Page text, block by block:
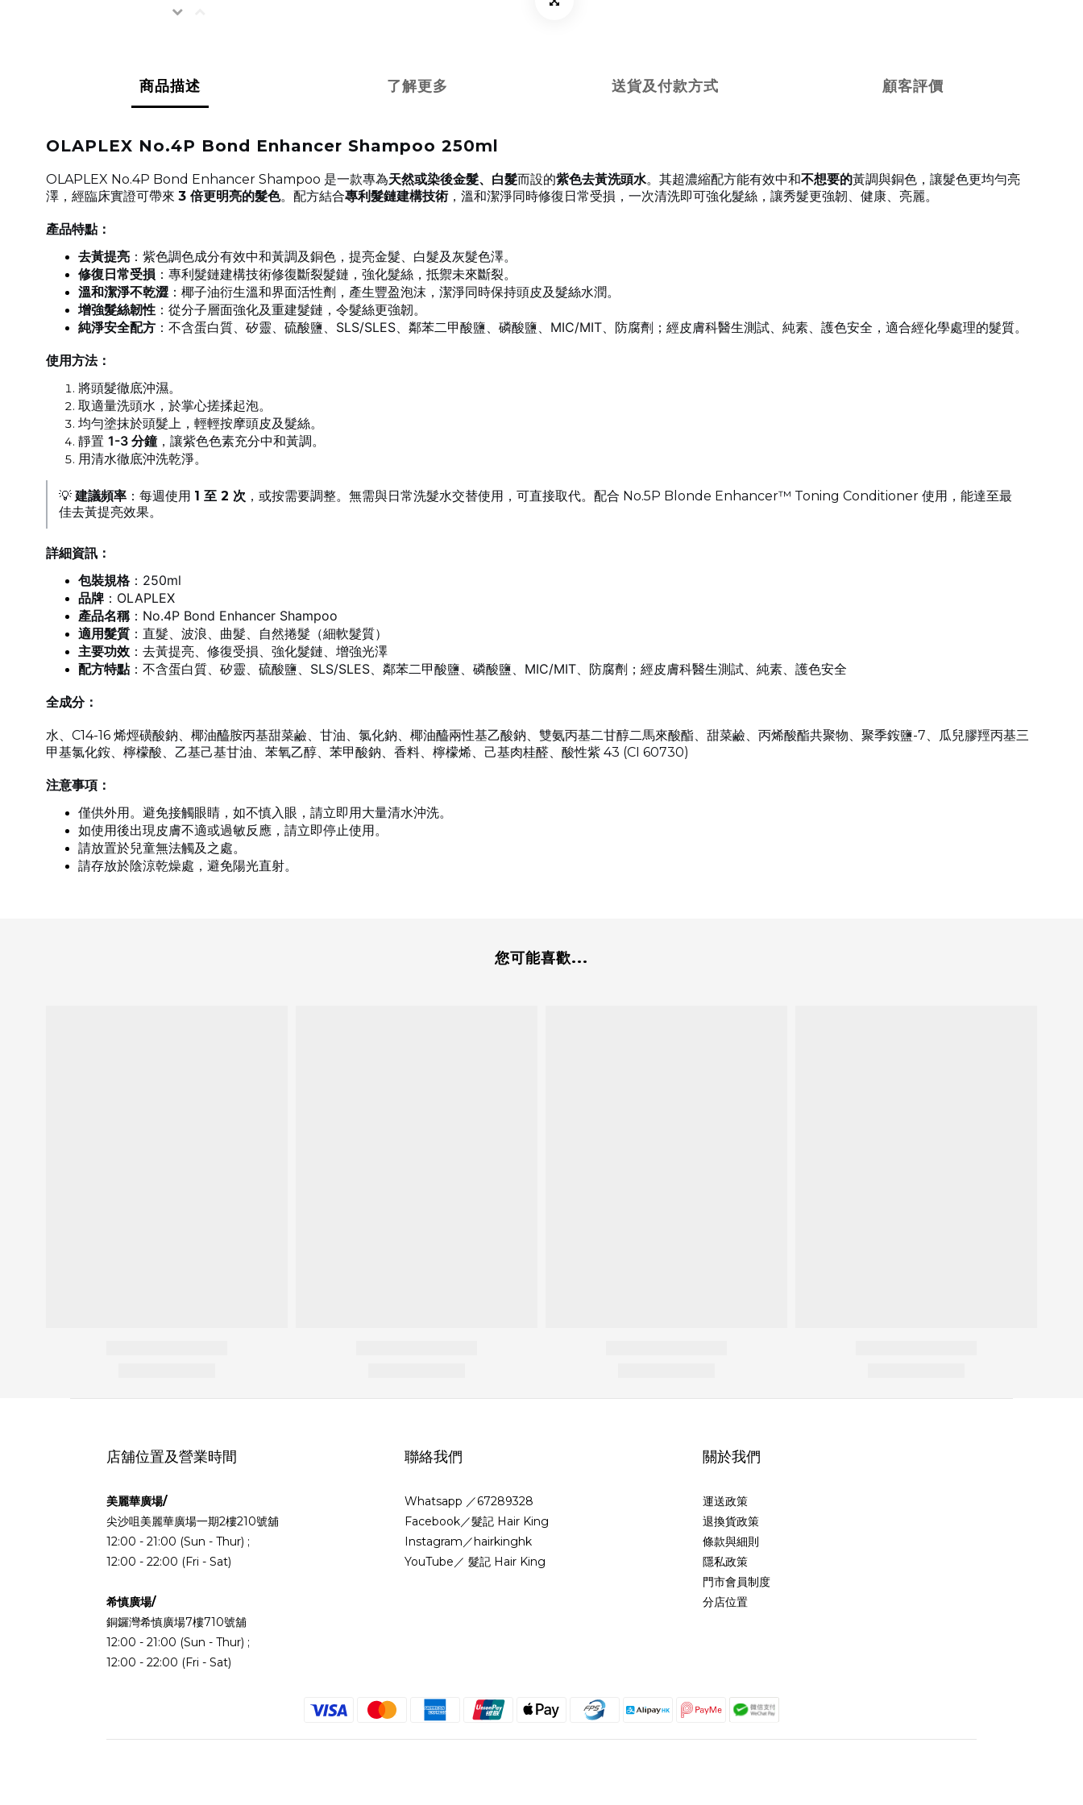
商品描述 了解更多 送貨及付款方式 顧客評價
OLAPLEX No.4P Bond Enhancer Shampoo 250ml
OLAPLEX No.4P Bond Enhancer Shampoo 是一款專為天然或染後金髮、白髮而設的紫色去黃洗頭水。其超濃縮配方能有效中和不想要的黃調與銅色，讓髮色更均勻亮
澤，經臨床實證可帶來 3 倍更明亮的髮色。配方結合專利髮鏈建構技術 ，溫和潔淨同時修復日常受損，一次清洗即可強化髮絲，讓秀髮更強韌、健康、亮麗。
產品特點：
去黃提亮 ：紫色調色成分有效中和黃調及銅色，提亮金髮、白髮及灰髮色澤。
修復日常受損 ：專利髮鏈建構技術修復斷裂髮鏈，強化髮絲，抵禦未來斷裂。
溫和潔淨不乾澀 ：椰子油衍生溫和界面活性劑，產生豐盈泡沫，潔淨同時保持頭皮及髮絲水潤。
增強髮絲韌性 ：從分子層面強化及重建髮鏈，令髮絲更強韌。
純淨安全配方 ：不含蛋白質、矽靈、硫酸鹽、SLS/SLES、鄰苯二甲酸鹽、磷酸鹽、MIC/MIT、防腐劑；經皮膚科醫生測試、純素、護色安全，適合經化學處理的髮質。
使用方法：
將頭髮徹底沖濕。
取適量洗頭水，於掌心搓揉起泡。
均勻塗抹於頭髮上，輕輕按摩頭皮及髮絲。
靜置 1-3 分鐘，讓紫色色素充分中和黃調。
用清水徹底沖洗乾淨。
💡 建議頻率：每週使用 1 至 2 次 ，或按需要調整。無需與日常洗髮水交替使用，可直接取代。配合 No.5P Blonde Enhancer™ Toning Conditioner 使用，能達至最
佳去黃提亮效果。
詳細資訊：
包裝規格：250ml
品牌 ：OLAPLEX
產品名稱：No.4P Bond Enhancer Shampoo
適用髮質 ：直髮、波浪、曲髮、自然捲髮（細軟髮質）
主要功效 ：去黃提亮、修復受損、強化髮鏈、增強光澤
配方特點：不含蛋白質、矽靈、硫酸鹽、SLS/SLES、鄰苯二甲酸鹽、磷酸鹽、MIC/MIT、防腐劑；經皮膚科醫生測試、純素、護色安全
全成分：
水、C14-16 烯烴磺酸鈉、椰油醯胺丙基甜菜鹼、甘油、氯化鈉、椰油醯兩性基乙酸鈉、雙氨丙基二甘醇二馬來酸酯、甜菜鹼、丙烯酸酯共聚物、聚季銨鹽-7、瓜兒膠羥丙基三
甲基氯化銨、檸檬酸、乙基己基甘油、苯氧乙醇、苯甲酸鈉、香料、檸檬烯、己基肉桂醛、酸性紫 43 (CI 60730)
注意事項：
僅供外用。避免接觸眼睛，如不慎入眼，請立即用大量清水沖洗。
如使用後出現皮膚不適或過敏反應，請立即停止使用。
請放置於兒童無法觸及之處。
請存放於陰涼乾燥處，避免陽光直射。
您可能喜歡...
店舖位置及營業時間
美麗華廣場/
尖沙咀美麗華廣場一期2樓210號舖
12:00 - 21:00 (Sun - Thur) ;
12:00 - 22:00 (Fri - Sat)
希慎廣場/
銅鑼灣希慎廣場7樓710號舖
12:00 - 21:00 (Sun - Thur) ;
12:00 - 22:00 (Fri - Sat)
聯絡我們
Whatsapp ／67289328
Facebook／髮記 Hair King
Instagram／hairkinghk
YouTube／ 髮記 Hair King
關於我們
運送政策
退換貨政策
條款與細則
隱私政策
門市會員制度
分店位置